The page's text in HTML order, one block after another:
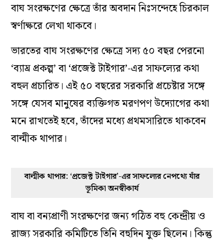
বাঘ সংরক্ষণের ক্ষেত্রে তাঁর অবদান নিঃসন্দেহে চিরকাল
স্বর্ণাক্ষরে লেখা থাকবে।
ভারতের বাঘ সংরক্ষণের ক্ষেত্রে সদ্য ৫০ বছর পেরনো
‘ব্যাঘ্র প্রকল্প’ বা ‘প্রজেক্ট টাইগার’-এর সাফল্যের কথা
বহুল প্রচারিত। এই ৫০ বছরের সরকারি প্রচেষ্টার সঙ্গে
সঙ্গে যেসব মানুষের ব্যক্তিগত মরণপণ উদ্যোগের কথা
মনে রাখতেই হবে, তাঁদের মধ্যে প্রথমসারিতে থাকবেন
বাল্মীক থাপার।
বাল্মীক থাপার: ‘প্রজেক্ট টাইগার’-এর সাফল্যের নেপথ্যে যাঁর
ভূমিকা অনস্বীকার্য
বাঘ বা বন্যপ্রাণী সংরক্ষণের জন্য গঠিত বহু কেন্দ্রীয় ও
রাজ্য সরকারি কমিটিতে তিনি বহুদিন যুক্ত ছিলেন। কিন্তু